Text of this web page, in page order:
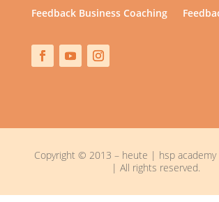
Feedback Business Coaching
Copyright © 2013 – heute | hsp academy
| All rights reserved.